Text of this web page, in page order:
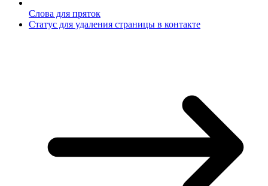
Слова для пряток
Статус для удаления страницы в контакте